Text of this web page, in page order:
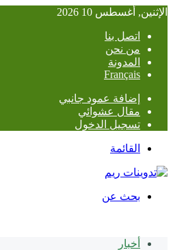
الإثنين, أغسطس 10 2026
اتصل بنا
من نحن
المدونة
Français
إضافة عمود جانبي
مقال عشوائي
تسجيل الدخول
القائمة
بحث عن
أخبار